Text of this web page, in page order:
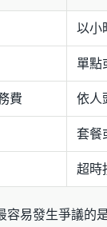
以小
單點
費
依人
套餐
超時
容易發生爭議的